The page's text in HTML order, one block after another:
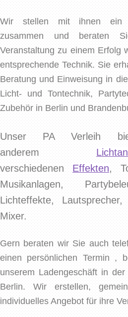
Wir stellen mit ihnen ein
zusammen und beraten
Veranstaltung zu einem Erfolg
entsprechende Technik. Sie
Beratung und Einweisung in
Licht- und Tontechnik,
Zubehör in Berlin und
Unser PA Verleih
anderem
verschiedenenEffekten,
Musikanlagen,
Lichteffekte,
Mixer.
Gern beraten wir Sie auch
einen persönlichen Termin ,
unserem Ladengeschäft in
Berlin. Wir erstellen,
individuelles Angebot für ihre